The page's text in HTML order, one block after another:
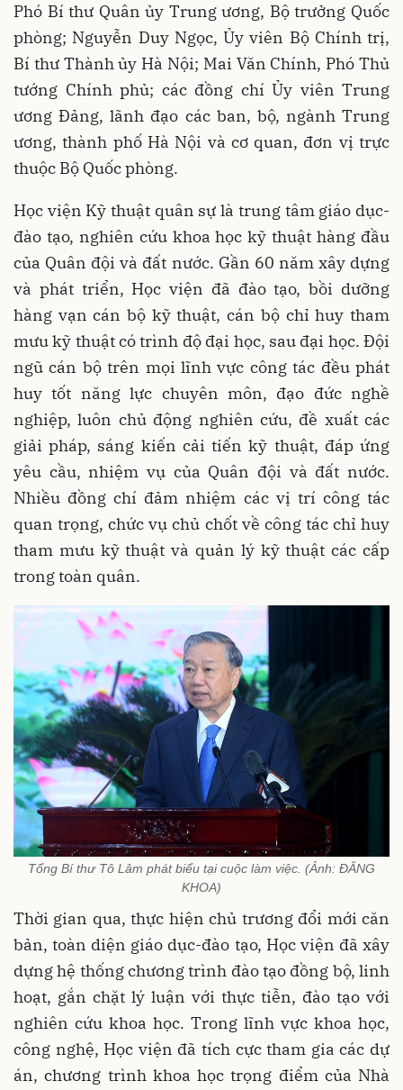
Phó Bí thư Quân ủy Trung ương, Bộ trưởng Quốc
phòng; Nguyễn Duy Ngọc, Ủy viên Bộ Chính trị,
Bí thư Thành ủy Hà Nội; Mai Văn Chính, Phó Thủ
tướng Chính phủ; các đồng chí Ủy viên Trung
ương Đảng, lãnh đạo các ban, bộ, ngành Trung
ương, thành phố Hà Nội và cơ quan, đơn vị trực
thuộc Bộ Quốc phòng.
Học viện Kỹ thuật quân sự là trung tâm giáo dục-
đào tạo, nghiên cứu khoa học kỹ thuật hàng đầu
của Quân đội và đất nước. Gần 60 năm xây dựng
và phát triển, Học viện đã đào tạo, bồi dưỡng
hàng vạn cán bộ kỹ thuật, cán bộ chỉ huy tham
mưu kỹ thuật có trình độ đại học, sau đại học. Đội
ngũ cán bộ trên mọi lĩnh vực công tác đều phát
huy tốt năng lực chuyên môn, đạo đức nghề
nghiệp, luôn chủ động nghiên cứu, đề xuất các
giải pháp, sáng kiến cải tiến kỹ thuật, đáp ứng
yêu cầu, nhiệm vụ của Quân đội và đất nước.
Nhiều đồng chí đảm nhiệm các vị trí công tác
quan trọng, chức vụ chủ chốt về công tác chỉ huy
tham mưu kỹ thuật và quản lý kỹ thuật các cấp
trong toàn quân.
Tổng Bí thư Tô Lâm phát biểu tại cuộc làm việc. (Ảnh: ĐĂNG
KHOA)
Thời gian qua, thực hiện chủ trương đổi mới căn
bản, toàn diện giáo dục-đào tạo, Học viện đã xây
dựng hệ thống chương trình đào tạo đồng bộ, linh
hoạt, gắn chặt lý luận với thực tiễn, đào tạo với
nghiên cứu khoa học. Trong lĩnh vực khoa học,
công nghệ, Học viện đã tích cực tham gia các dự
án, chương trình khoa học trọng điểm của Nhà